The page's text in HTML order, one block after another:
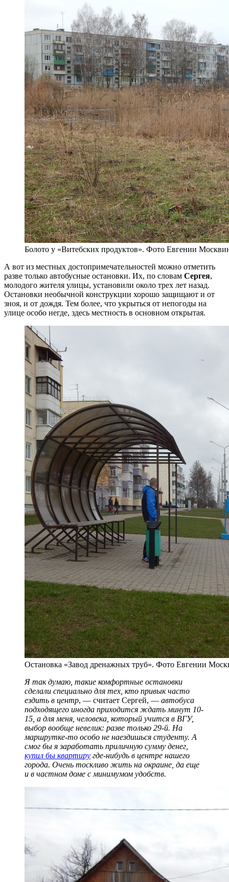
Болото у «Витебских продуктов». Фото Евгении
А вот из местных достопримечательностей можно отметить
разве только автобусные остановки. Их, по словам Сергея,
молодого жителя улицы, установили около трех лет назад.
Остановки необычной конструкции хорошо защищают и от
зноя, и от дождя. Тем более, что укрыться от непогоды на
улице особо негде, здесь местность в основном открытая.
Остановка «Завод дренажных труб». Фото Евгении
Я так думаю, такие комфортные остановки
сделали специально для тех, кто привык часто
ездить в центр, — считает Сергей, — автобуса
подходящего иногда приходится ждать минут 10-
15, а для меня, человека, который учится в ВГУ,
выбор вообще невелик: разве только 29-й. На
маршрутке-то особо не наездишься студенту. А
смог бы я заработать приличную сумму денег,
купил бы квартиру где-нибудь в центре нашего
города. Очень тоскливо жить на окраине, да еще
и в частном доме с минимумом удобств.